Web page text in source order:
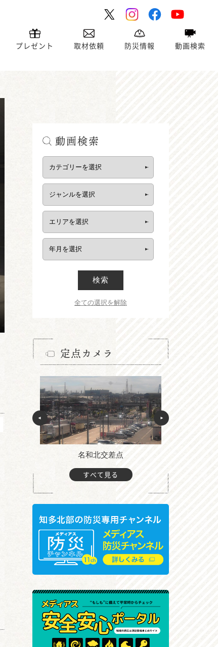
プレゼント 取材依頼 防災情報 動画検索
動画検索
検索
全ての選択を解除
定点カメラ
名和北交差点
すべて見る